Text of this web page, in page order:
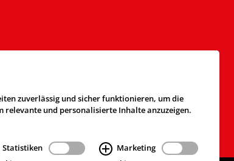
zuverlässig und sicher funktionieren, um die
relevante und personalisierte Inhalte anzuzeigen.
Statistiken
Marketing